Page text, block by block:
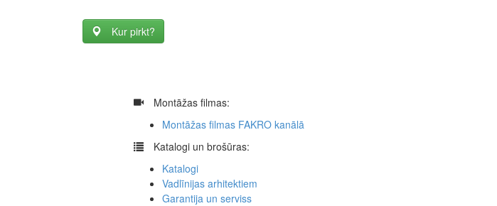
Kur pirkt?
Montāžas filmas:
Montāžas filmas FAKRO kanālā
Katalogi un brošūras:
Katalogi
Vadlīnijas arhitektiem
Garantija un serviss